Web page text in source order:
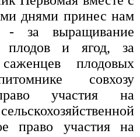
днями принес нам
- за выращивание
плодов и ягод, за
плодовых
совхозу
участия на
право участия на